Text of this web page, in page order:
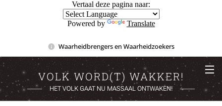
Vertaal deze pagina naar:
Powered by Translate
Waarheidbrengers en Waarheidzoekers
VOLK WORD(T) WAKKER!
HET VOLK GAAT NU MASSAAL ONTWAKEN!